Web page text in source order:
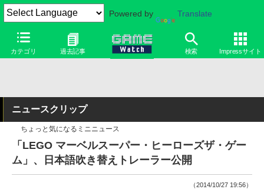
Powered by Translate
カテゴリ 過去記事 検索 Impressサイト
ニュースクリップ
ちょっと気になるミニニュース
「LEGO マーベルスーパー・ヒーローズザ・ゲー
ム」、日本語吹き替えトレーラー公開
（2014/10/27 19:56）